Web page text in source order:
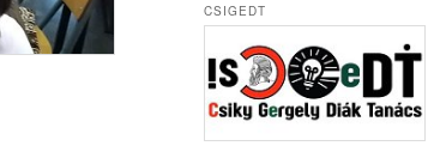
CSIGEDT